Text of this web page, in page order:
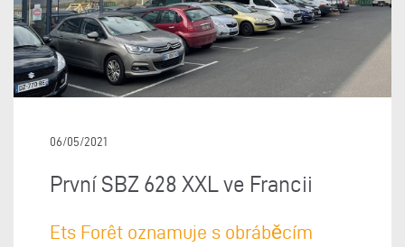
06/05/2021
První SBZ 628 XXL ve Francii
Ets Forêt oznamuje s obráběcím